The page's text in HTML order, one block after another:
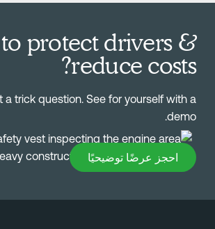
to protect drivers
reduce
not a trick question. See for yourself with
احجز عرضًا توضيحيًا
عرضًا توضيحيًا